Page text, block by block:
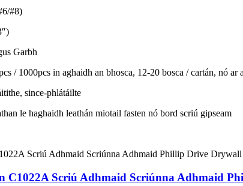
#8)
Garbh
/ 1000pcs in aghaidh an bhosca, 12-20 bosca / cartán, nó
since-phlátáilte
le haghaidh leathán miotail fasten nó bord scriú gipseam
C1022A Scriú Adhmaid Scriúnna Adhmaid